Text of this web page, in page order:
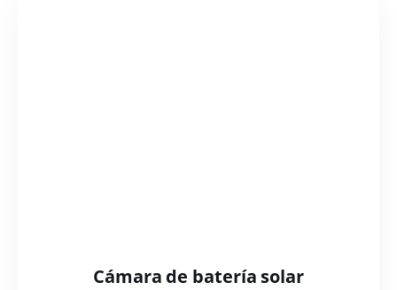
Cámara de batería solar